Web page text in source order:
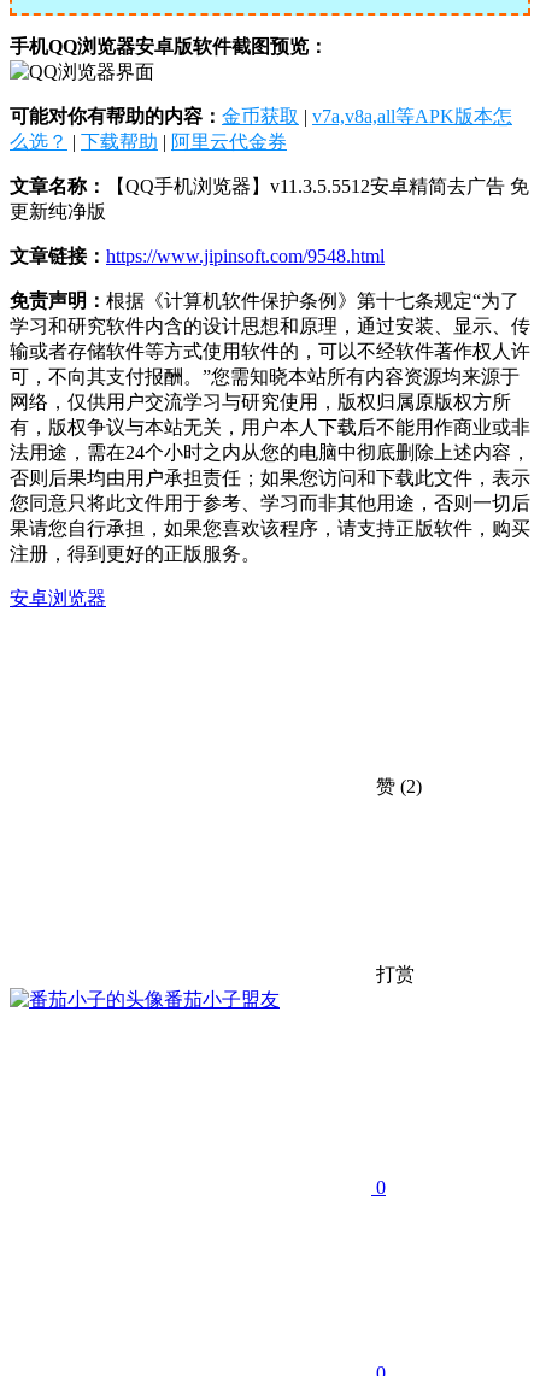
手机QQ浏览器安卓版软件截图预览：
可能对你有帮助的内容： 金币获取 | v7a,v8a,all等APK版本怎
么选？ | 下载帮助 | 阿里云代金券
文章名称：
【QQ手机浏览器】v11.3.5.5512安卓精简去广告 免
更新纯净版
文章链接： https://www.jipinsoft.com/9548.html
免责声明： 根据《计算机软件保护条例》第十七条规定“为了
学习和研究软件内含的设计思想和原理，通过安装、显示、传
输或者存储软件等方式使用软件的，可以不经软件著作权人许
可，不向其支付报酬。”您需知晓本站所有内容资源均来源于
网络，仅供用户交流学习与研究使用，版权归属原版权方所
有，版权争议与本站无关，用户本人下载后不能用作商业或非
法用途，需在24个小时之内从您的电脑中彻底删除上述内容，
否则后果均由用户承担责任；如果您访问和下载此文件，表示
您同意只将此文件用于参考、学习而非其他用途，否则一切后
果请您自行承担，如果您喜欢该程序，请支持正版软件，购买
注册，得到更好的正版服务。
安卓浏览器
赞 (2)
打赏
番茄小子盟友
0